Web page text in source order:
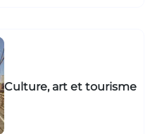
Culture, art et tourisme